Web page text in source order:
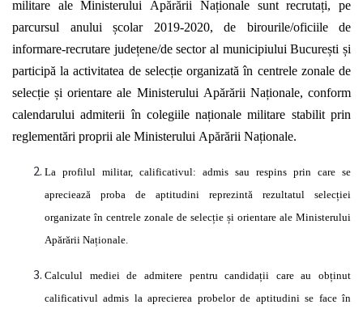
militare ale Ministerului Apărării Naționale suntrecrutați,pe
parcursul anului școlar 2019-2020, de birourile/oficiile de
informare-recrutare județene/desector al municipiuluiBucurești și
participăla activitatea de selecție organizată în centrele zonale de
selecție șiorientare ale Ministerului Apărării Naționale,conform
calendarului admiteriiîn colegiilenaționalemilitare stabilit prin
reglementări proprii ale Ministerului Apărării Naționale.
La profilul militar, calificativul: admis sau respins prin care se
apreciează proba de aptitudini reprezintă rezultatul selecției
organizateîn centrele zonale de selecție și orientare ale Ministerului
Apărării Naționale.
Calculul mediei de admitere pentrucandidații care au obținut
calificativul admis la aprecierea probelor de aptitudini se faceîn